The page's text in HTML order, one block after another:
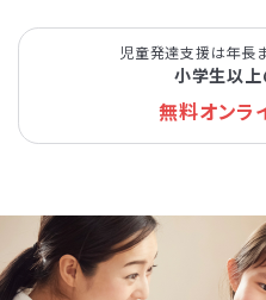
児童発達支援は年長
小学生以上
無料オンラ